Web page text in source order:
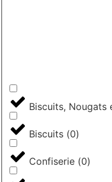
Biscuits, Nougats
Biscuits (0)
Confiserie (0)